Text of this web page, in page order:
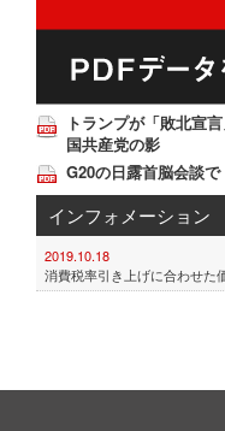
トランプが「敗北宣
国共産党の影
G20の日露首脳会談
インフォメーション
2019.10.18
消費税率引き上げに合わせた